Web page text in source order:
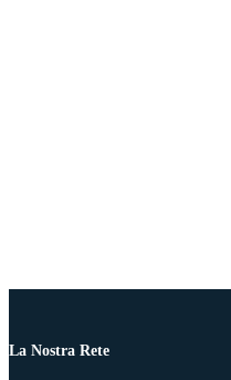
La Nostra Rete